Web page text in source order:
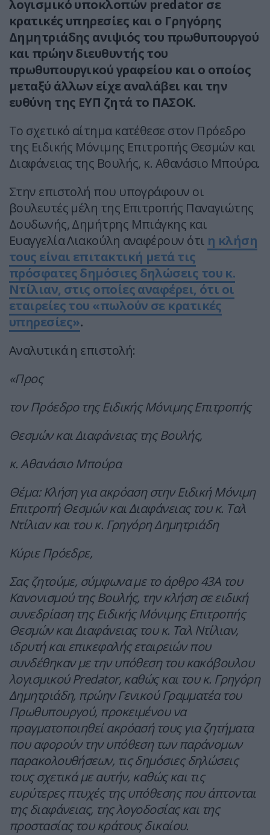
λογισμικό υποκλοπών predator σε
κρατικές υπηρεσίες και ο Γρηγόρης
Δημητριάδης ανιψιός του πρωθυπουργού
και πρώην διευθυντής του
πρωθυπουργικού γραφείου και ο οποίος
μεταξύ άλλων είχε αναλάβει και την
ευθύνη της ΕΥΠ ζητά το ΠΑΣΟΚ.
Το σχετικό αίτημα κατέθεσε στον Πρόεδρο
της Ειδικής Μόνιμης Επιτροπής Θεσμών και
Διαφάνειας της Βουλής, κ. Αθανάσιο Μπούρα.
Στην επιστολή που υπογράφουν οι
βουλευτές μέλη της Επιτροπής Παναγιώτης
Δουδωνής, Δημήτρης Μπιάγκης και
Ευαγγελία Λιακούλη αναφέρουν ότι η κλήση
τους είναι επιτακτική μετά τις
πρόσφατες δημόσιες δηλώσεις του κ.
Ντίλιαν, στις οποίες αναφέρει, ότι οι
εταιρείες του «πωλούν σε κρατικές
υπηρεσίες».
Αναλυτικά η επιστολή:
«Προς
τον Πρόεδρο της Ειδικής Μόνιμης Επιτροπής
Θεσμών και Διαφάνειας της Βουλής,
κ. Αθανάσιο Μπούρα
Θέμα: Κλήση για ακρόαση στην Ειδική Μόνιμη
Επιτροπή Θεσμών και Διαφάνειας του κ. Ταλ
Ντίλιαν και του κ. Γρηγόρη Δημητριάδη
Κύριε Πρόεδρε,
Σας ζητούμε, σύμφωνα με το άρθρο 43Α του
Κανονισμού της Βουλής, την κλήση σε ειδική
συνεδρίαση της Ειδικής Μόνιμης Επιτροπής
Θεσμών και Διαφάνειας του κ. Ταλ Ντίλιαν,
ιδρυτή και επικεφαλής εταιρειών που
συνδέθηκαν με την υπόθεση του κακόβουλου
λογισμικού Predator, καθώς και του κ. Γρηγόρη
Δημητριάδη, πρώην Γενικού Γραμματέα του
Πρωθυπουργού, προκειμένου να
πραγματοποιηθεί ακρόασή τους για ζητήματα
που αφορούν την υπόθεση των παράνομων
παρακολουθήσεων, τις δημόσιες δηλώσεις
τους σχετικά με αυτήν, καθώς και τις
ευρύτερες πτυχές της υπόθεσης που άπτονται
της διαφάνειας, της λογοδοσίας και της
προστασίας του κράτους δικαίου.